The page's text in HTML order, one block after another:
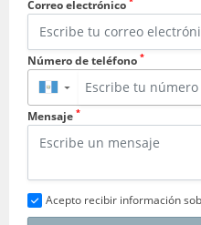
Correo electrónico
Número de teléfono *
▼
Mensaje *
Acepto recibir información